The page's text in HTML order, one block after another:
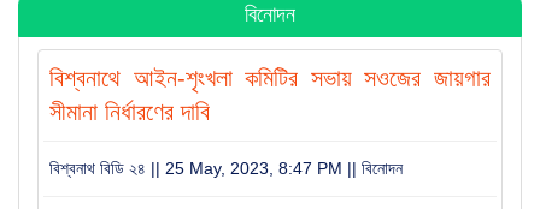
সরকার জনগণের প্রতি আন্তরিক : বিশ্বনাথে হুমায়ুন কবির
সামছুল ইসলাম
বিনোদন
বিশ্বনাথে আইন-শৃংখলা কমিটির সভায় সওজের জায়গার
সীমানা নির্ধারণের দাবি
বিশ্বনাথ বিডি ২৪ || 25 May, 2023, 8:47 PM || বিনোদন